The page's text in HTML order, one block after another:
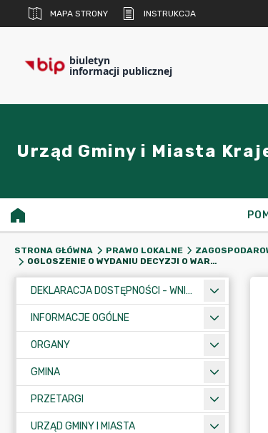
MAPA STRONY INSTRUKCJA
biuletyn
informacji publicznej
Urząd Gminy i Miasta
STRONA GŁÓWNA PRAWO LOKALNE
OGLOSZENIE O WYDANIU DECYZJI O WARUNKACH ZABUDOWY - BUDYNEK MIESZKLANY DZ. 57/22 ŻELEŹNICA
DEKLARACJA DOSTĘPNOŚCI - WNIOSEK
INFORMACJE OGÓLNE
ORGANY
GMINA
PRZETARGI
URZĄD GMINY I MIASTA